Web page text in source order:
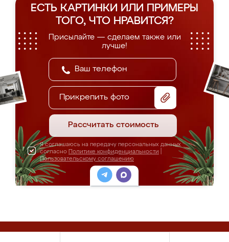
ЕСТЬ КАРТИНКИ ИЛИ ПРИМЕРЫ
ТОГО, ЧТО НРАВИТСЯ?
Присылайте — сделаем также или
лучше!
Прикрепить фото
Рассчитать стоимость
Я соглашаюсь на передачу персональных данных
согласно Политике конфиденциальности
Пользовательскому соглашению